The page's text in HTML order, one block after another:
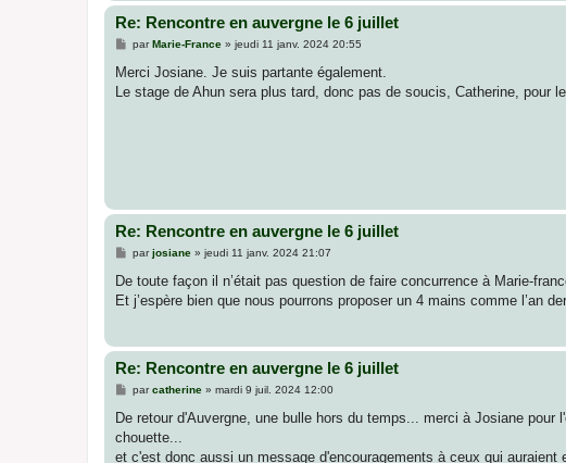
Re: Rencontre en auvergne le 6 juillet
M
s
a
parMarie-France» jeudi 11 janv. 2024 20:55
Merci Josiane. Je suis partante également.
Le stage de Ahun sera plus tard, donc pas de soucis, Catherine, pour
Re: Rencontre en auvergne le 6 juillet
M
s
a
parjosiane» jeudi 11 janv. 2024 21:07
De toute façon il n’était pas question de faire concurrence à Marie-
Et j’espère bien que nous pourrons proposer un 4 mains comme l’an
Re: Rencontre en auvergne le 6 juillet
M
s
a
g
parcatherine» mardi 9 juil. 2024 12:00
De retour d'Auvergne, une bulle hors du temps... merci à Josiane
chouette...
et c'est donc aussi un message d'encouragements à ceux qui